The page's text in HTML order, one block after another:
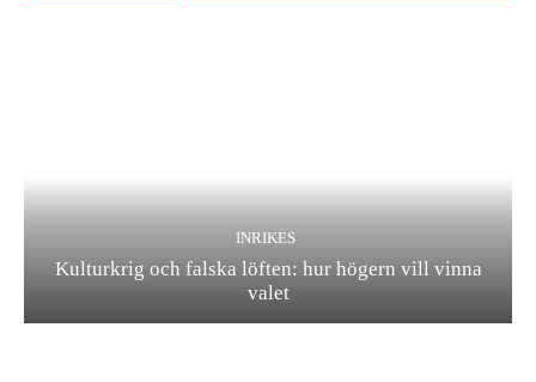
INRIKES
Kulturkrig och falska löften: hur högern vill vinna
valet